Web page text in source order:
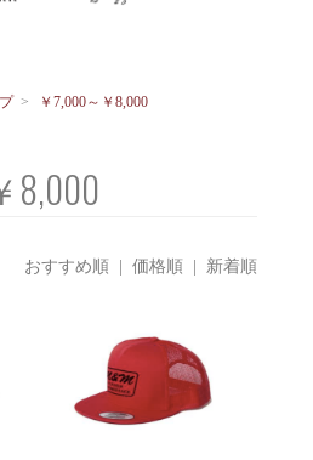
> ￥7,000～￥8,000
8,000
おすすめ順 価格順 | 新着順